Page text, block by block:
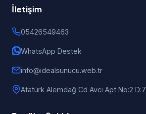
İletişim
05426549463
WhatsApp Destek
info@idealsunucu.web.tr
Atatürk Alemdağ Cd Avcı Apt No:2 D:7